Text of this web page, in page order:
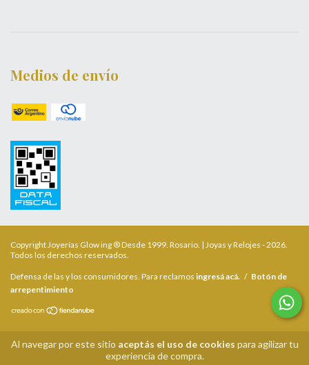
Al navegar por este sitio aceptás el uso de cookies para agilizar tu
experiencia de compra.
Medios de envío
Copyright Joyerías Glow ing ® Desde 1999. Rosario. | Joyas y Relojes - 2026.
Todos los derechos reservados.
Defensa de las y los consumidores. Para reclamos ingresá acá. / Botón de
arrepentimiento